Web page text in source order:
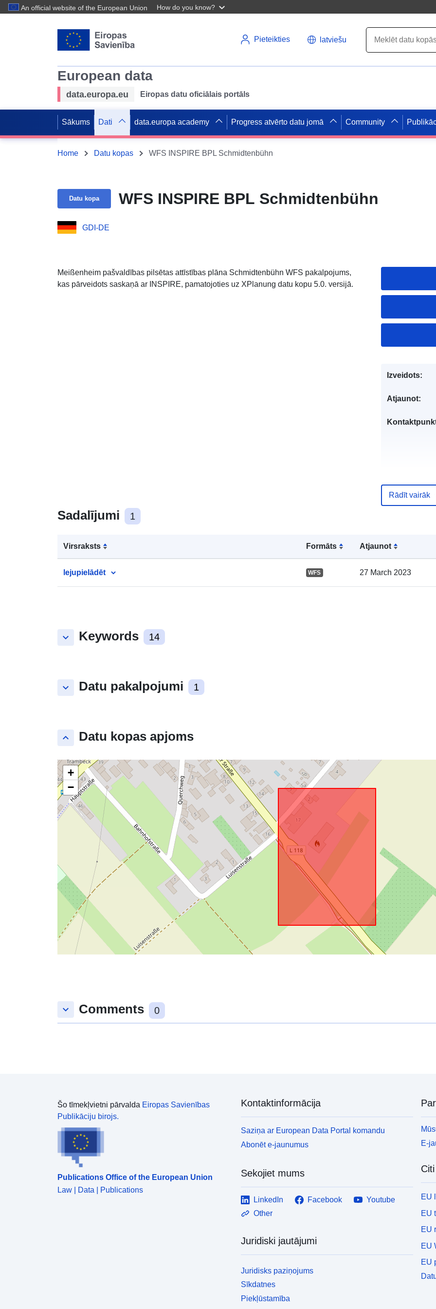
An official website of the European Union How do you know?
Pieteikties latviešu
European data
data.europa.eu Eiropas datu oficiālais portāls
Sākums Dati data.europa academy Progress atvērto datu jomā Community
Home Datu kopas WFS INSPIRE BPL Schmidtenbühn
Datu kopa WFS INSPIRE BPL Schmidtenbühn
GDI-DE
Meißenheim pašvaldības pilsētas attīstības plāna Schmidtenbühn WFS pakalpojums,
kas pārveidots saskaņā ar INSPIRE, pamatojoties uz XPlanung datu kopu 5.0. versijā.
Sadalījumi 1
Virsraksts Formāts Atjaunot
lejupielādēt WFS 27 March 2023
keyboard_arrow_down Keywords 14
keyboard_arrow_down Datu pakalpojumi 1
keyboard_arrow_up Datu kopas apjoms
+
−
Izveidots:
Atjaunot:
Ģeogrāfiskā
atrašanās
Rādīt vairāk
keyboard_arrow_down Comments 0
Šo tīmekļvietni pārvalda Eiropas Savienības
Publikāciju birojs.
Publications Office of the European Union
Law | Data | Publications
Kontaktinformācija
Saziņa ar European Data Portal komandu
Abonēt e-jaunumus
Sekojiet mums
LinkedIn Facebook
Youtube
Other
Juridiski jautājumi
Juridisks paziņojums
Sīkdatnes
Piekļūstamība
E-
EU
EU
EU
EU
EU